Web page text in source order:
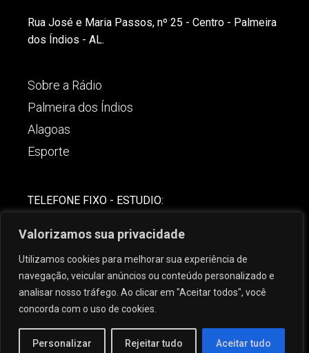
Valorizamos sua privacidade
Utilizamos cookies para melhorar sua experiência de
navegação, veicular anúncios ou conteúdo personalizado e
analisar nosso tráfego. Ao clicar em "Aceitar todos", você
concorda com o uso de cookies.
Personalizar Rejeitar tudo Aceitar tudo
Rua José e Maria Passos, nº 25 - Centro - Palmeira
dos Índios - AL.
Sobre a Rádio
Palmeira dos Índios
Alagoas
Esporte
TELEFONE FIXO - ESTUDIO:
(82) 99621-8806